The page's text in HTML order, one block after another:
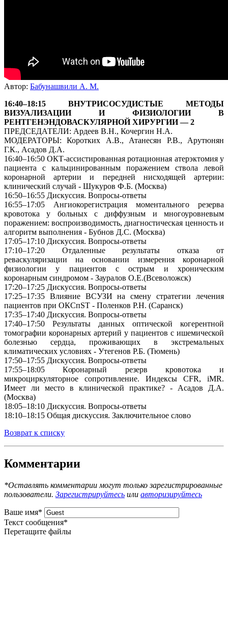
Автор: Бабунашвили А. М.
16:40–18:15 ВНУТРИСОСУДИСТЫЕ МЕТОДЫ
ВИЗУАЛИЗАЦИИ И ФИЗИОЛОГИИ В
РЕНТГЕНЭНДОВАСКУЛЯРНОЙ ХИРУРГИИ — 2
ПРЕДСЕДАТЕЛИ: Ардеев В.Н., Кочергин Н.А.
МОДЕРАТОРЫ: Коротких А.В., Атанесян Р.В., Арутюнян
Г.К., Асадов Д.А.
16:40–16:50 ОКТ-ассистированная ротационная атерэктомия у
пациента с кальцинированным поражением ствола левой
коронарной артерии и передней нисходящей артерии:
клинический случай - Шукуров Ф.Б. (Москва)
16:50–16:55 Дискуссия. Вопросы-ответы
16:55–17:05 Ангиокорегистрация моментального резерва
кровотока у больных с диффузным и многоуровневым
поражением: воспроизводимость, диагностическая ценность и
алгоритм выполнения - Бубнов Д.С. (Москва)
17:05–17:10 Дискуссия. Вопросы-ответы
17:10–17:20 Отдаленные результаты отказа от
реваскуляризации на основании измерения коронарной
физиологии у пациентов с острым и хроническим
коронарным синдромом - Зауралов О.Е.(Всеволожск)
17:20–17:25 Дискуссия. Вопросы-ответы
17:25–17:35 Влияние ВСУЗИ на смену стратегии лечения
пациентов при ОКСпST - Поленков Р.Н. (Саранск)
17:35–17:40 Дискуссия. Вопросы-ответы
17:40–17:50 Результаты данных оптической когерентной
томографии коронарных артерий у пациентов с ишемической
болезнью сердца, проживающих в экстремальных
климатических условиях - Утегенов Р.Б. (Тюмень)
17:50–17:55 Дискуссия. Вопросы-ответы
17:55–18:05 Коронарный резерв кровотока и
микроциркуляторное сопротивление. Индексы CFR, iMR.
Имеет ли место в клинической практике? - Асадов Д.А.
(Москва)
18:05–18:10 Дискуссия. Вопросы-ответы
18:10–18:15 Общая дискуссия. Заключительное слово
Возврат к списку
Комментарии
*Оставлять комментарии могут только зарегистрированные
пользователи. Зарегистрируйтесь или авторизируйтесь
Ваше имя*
Текст сообщения*
Перетащите файлы